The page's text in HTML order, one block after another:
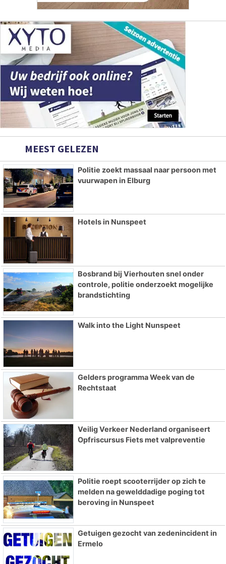
MEEST GELEZEN
Politie zoekt massaal naar persoon met
vuurwapen in Elburg
Hotels in Nunspeet
Bosbrand bij Vierhouten snel onder
controle, politie onderzoekt mogelijke
brandstichting
Walk into the Light Nunspeet
Gelders programma Week van de
Rechtstaat
Veilig Verkeer Nederland organiseert
Opfriscursus Fiets met valpreventie
Politie roept scooterrijder op zich te
melden na gewelddadige poging tot
beroving in Nunspeet
Getuigen gezocht van zedenincident in
Ermelo